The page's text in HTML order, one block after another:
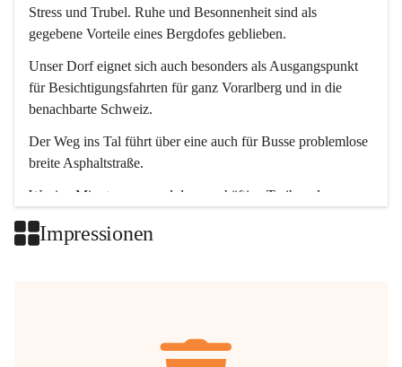
Stress und Trubel. Ruhe und Besonnenheit sind als
gegebene Vorteile eines Bergdofes geblieben.
Unser Dorf eignet sich auch besonders als Ausgangspunkt
für Besichtigungsfahrten für ganz Vorarlberg und in die
benachbarte Schweiz.
Der Weg ins Tal führt über eine auch für Busse problemlose
breite Asphaltstraße.
Wenige Minuten nur, und das geschäftige Treiben der
Impressionen